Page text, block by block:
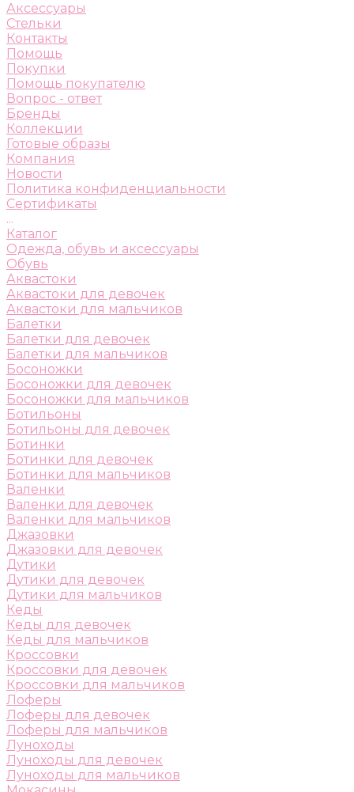
Аксессуары
Стельки
Контакты
Помощь
Покупки
Помощь покупателю
Вопрос - ответ
Бренды
Коллекции
Готовые образы
Компания
Новости
Политика конфиденциальности
Сертификаты
...
Каталог
Одежда, обувь и аксессуары
Обувь
Аквастоки
Аквастоки для девочек
Аквастоки для мальчиков
Балетки
Балетки для девочек
Балетки для мальчиков
Босоножки
Босоножки для девочек
Босоножки для мальчиков
Ботильоны
Ботильоны для девочек
Ботинки
Ботинки для девочек
Ботинки для мальчиков
Валенки
Валенки для девочек
Валенки для мальчиков
Джазовки
Джазовки для девочек
Дутики
Дутики для девочек
Дутики для мальчиков
Кеды
Кеды для девочек
Кеды для мальчиков
Кроссовки
Кроссовки для девочек
Кроссовки для мальчиков
Лоферы
Лоферы для девочек
Лоферы для мальчиков
Луноходы
Луноходы для девочек
Луноходы для мальчиков